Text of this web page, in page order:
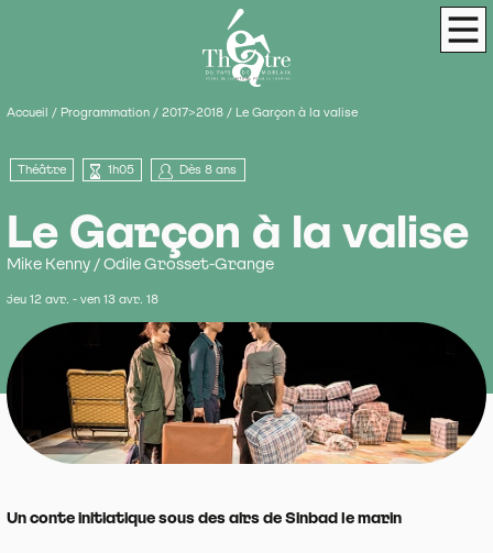
Théâtre du Pays de Morlaix Scène de
Accueil / Programmation / 2017>2018 / Le Garçon à la valise
Théâtre 1h05 Dès 8 ans
Le Garçon à la valise
Mike Kenny / Odile Grosset-Grange
jeu 12 avr. - ven 13 avr. 18
Un conte initiatique sous des airs de Sinbad le marin